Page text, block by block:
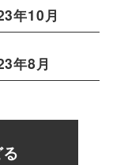
年10月
年8月